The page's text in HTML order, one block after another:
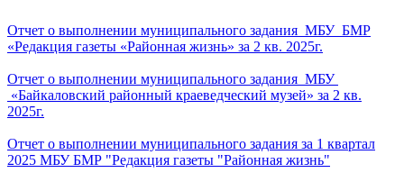
Отчет о выполнении муниципального задания МБУ БМР
«Редакция газеты «Районная жизнь» за 2 кв. 2025г.
Отчет о выполнении муниципального задания МБУ
«Байкаловский районный краеведческий музей» за 2 кв.
2025г.
Отчет о выполнении муниципального задания за 1 квартал
2025 МБУ БМР "Редакция газеты "Районная жизнь"